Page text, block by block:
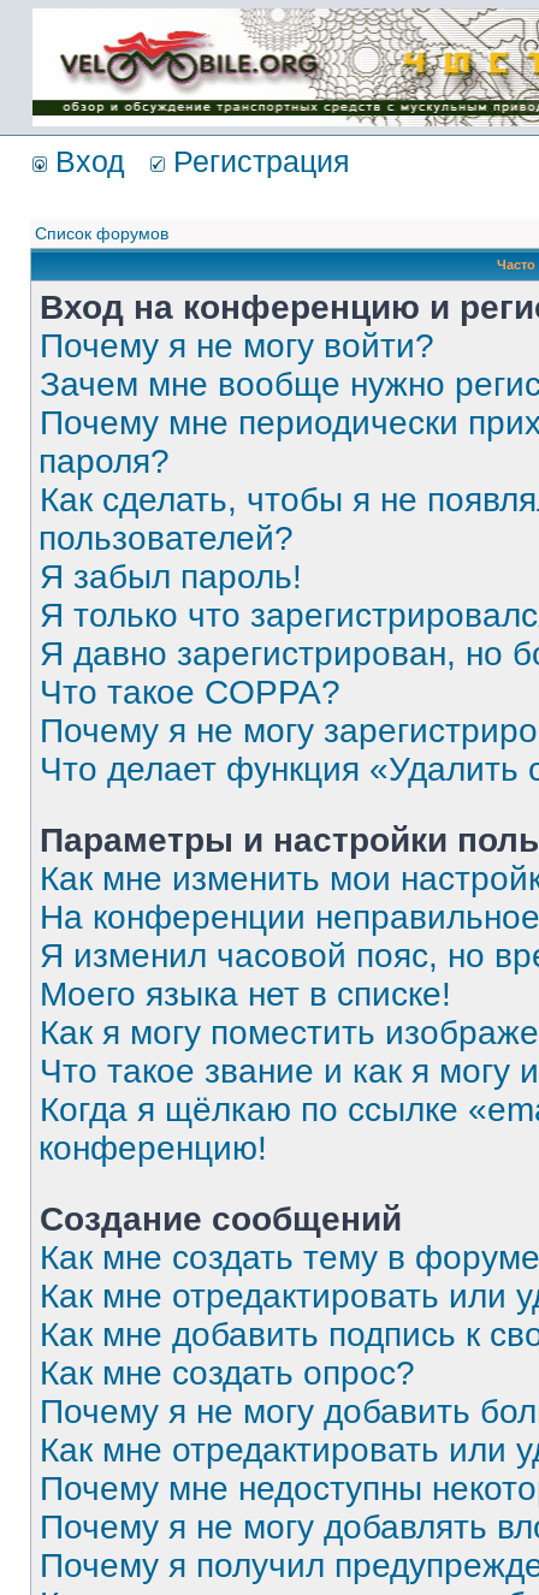
Имя пользователя:
Пароль:
{ LOG_ME_IN_SHORT
}
Вход Регистрация
Список форумов
Вход на конференцию и
Почему я не могу войти?
Зачем мне вообще нужно
Почему мне периодически
пароля?
Как сделать, чтобы я не
пользователей?
Я забыл пароль!
Я только что
Я давно зарегистрирован, но
Что такое COPPA?
Почему я не могу
Что делает функция
Параметры и настройки
Как мне изменить мои
На конференции
Я изменил часовой пояс, но
Моего языка нет в списке!
Как я могу поместить
Что такое звание и как я могу
Когда я щёлкаю по ссылке
конференцию!
Создание сообщений
Как мне создать тему в
Как мне отредактировать или
Как мне добавить подпись к
Как мне создать опрос?
Почему я не могу добавить
Как мне отредактировать или
Почему мне недоступны
Почему я не могу добавлять
Почему я получил